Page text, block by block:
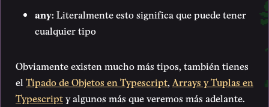
any: Literalmente esto significa que puede tener
cualquier tipo
Obviamente existen mucho más tipos, también tienes
el Tipado de Objetos en Typescript Arrays y Tuplas en
Typescripty algunos más que veremos más adelante.